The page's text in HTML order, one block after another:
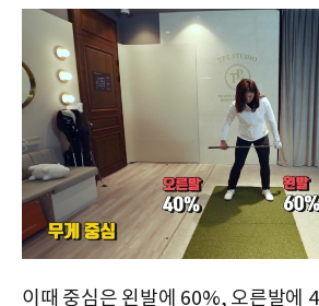
이때 중심은 왼발에 60%, 오른발에